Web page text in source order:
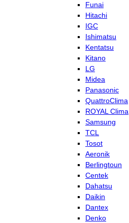
Funai
Hitachi
IGC
Ishimatsu
Kentatsu
Kitano
LG
Midea
Panasonic
QuattroClima
ROYAL Clima
Samsung
TCL
Tosot
Aeronik
Berlingtoun
Centek
Dahatsu
Daikin
Dantex
Denko